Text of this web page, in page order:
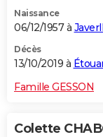
Dictionnaire
Biographies
Citations
Expressions
Proverbes
PROGRAMME TV
S'inscrire
Se connecter
Lycées
Collèges
Primaires
Universités
Entreprises
Service militaire
Avis de recherche
AVIS DE DÉCÈS
FORUM
Bricolage
Lifestyle
Culture
Television
Voyage
Cinema
Naissance
06/12/1957 à
Décès
13/10/2019 à
Famille GESSON
Colette